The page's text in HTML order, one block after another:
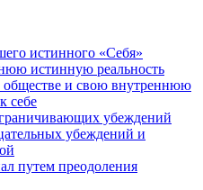
истинного «Себя»
истинную реальность
и свою внутреннюю
себе
убеждений
убеждений и
путем преодоления